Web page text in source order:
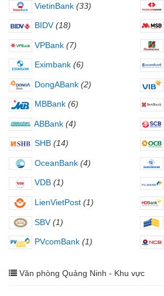
VietinBank (33)
BIDV (18)
VPBank (7)
Eximbank (6)
DongABank (2)
MBBank (6)
ABBank (4)
SHB (14)
OceanBank (4)
VDB (1)
LienVietPost (1)
SBV (1)
PVcomBank (1)
Văn phòng Quảng Ninh - Khu vực